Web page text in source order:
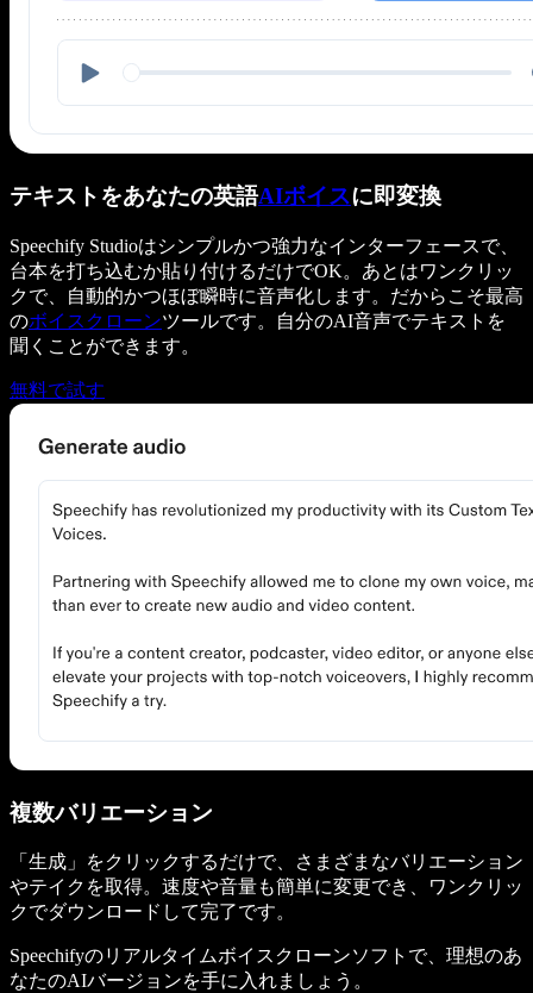
テキストをあなたの英語AIボイスに即変換
Speechify Studioはシンプルかつ強力なインターフェースで、
台本を打ち込むか貼り付けるだけでOK。あとはワンクリッ
クで、自動的かつほぼ瞬時に音声化します。だからこそ最高
のボイスクローンツールです。自分のAI音声でテキストを
聞くことができます。
無料で試す
複数バリエーション
「生成」をクリックするだけで、さまざまなバリエーション
やテイクを取得。速度や音量も簡単に変更でき、ワンクリッ
クでダウンロードして完了です。
Speechifyのリアルタイムボイスクローンソフトで、理想のあ
なたのAIバージョンを手に入れましょう。